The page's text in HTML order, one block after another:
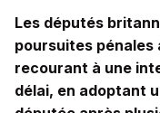
Les députés
poursuites
recourant à une
délai, en adoptant